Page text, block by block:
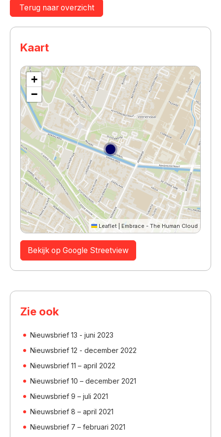
Terug naar overzicht
Kaart
+
−
Leaflet Embrace - The Human Cloud
Bekijk op Google Streetview
Zie ook
Nieuwsbrief 13 - juni 2023
Nieuwsbrief 12 - december 2022
Nieuwsbrief 11 – april 2022
Nieuwsbrief 10 – december 2021
Nieuwsbrief 9 – juli 2021
Nieuwsbrief 8 – april 2021
Nieuwsbrief 7 – februari 2021